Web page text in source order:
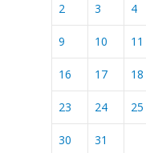
2 3 4
9 10 11
16 17 18
23 24 25
30
31